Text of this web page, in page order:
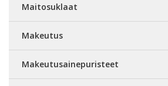
Maitosuklaat
Makeutus
Makeutusainepuristeet